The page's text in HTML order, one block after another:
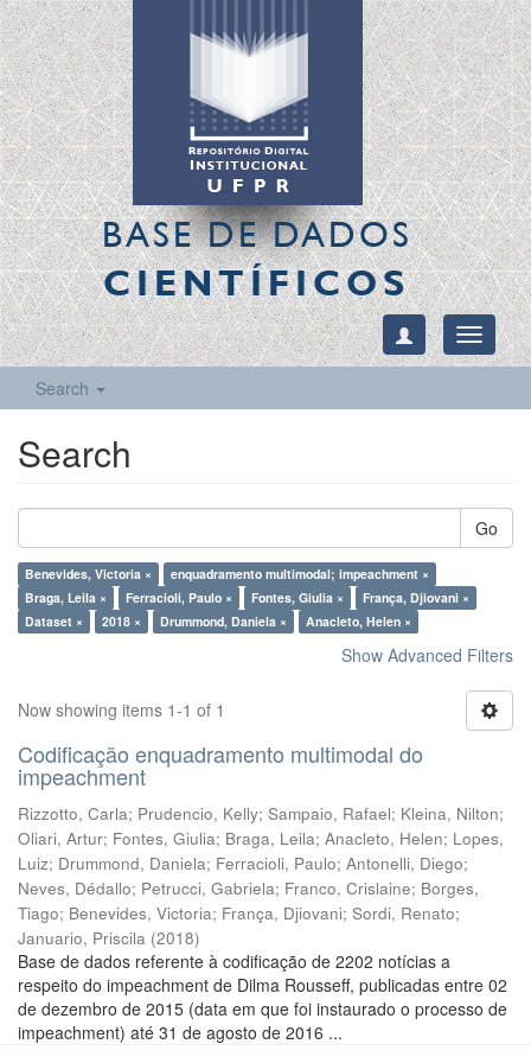
BASE DE DADOS
CIENTÍFICOS
Toggle
Search
Search
Go
Benevides, Victoria ×
enquadramento multimodal; impeachment ×
Braga, Leila ×
Ferracioli, Paulo × Fontes, Giulia ×
França, Djiovani ×
Dataset ×
2018 × Drummond, Daniela × Anacleto, Helen ×
Show Advanced Filters
Now showing items 1-1 of 1
Codificação enquadramento multimodal do
impeachment
Rizzotto, Carla; Prudencio, Kelly; Sampaio, Rafael; Kleina, Nilton;
Oliari, Artur; Fontes, Giulia; Braga, Leila; Anacleto, Helen; Lopes,
Luiz; Drummond, Daniela; Ferracioli, Paulo; Antonelli, Diego;
Neves, Dédallo; Petrucci, Gabriela; Franco, Crislaine; Borges,
Tiago; Benevides, Victoria; França, Djiovani; Sordi, Renato;
Januario, Priscila (2018)
Base de dados referente à codificação de 2202 notícias a
respeito do impeachment de Dilma Rousseff, publicadas entre 02
de dezembro de 2015 (data em que foi instaurado o processo de
impeachment) até 31 de agosto de 2016 ...